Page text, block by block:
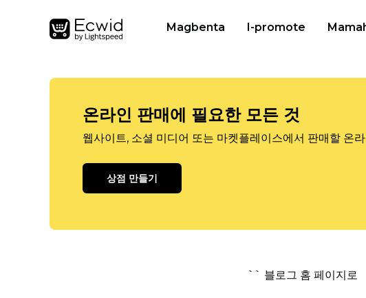
Magbenta I-promote
온라인 판매에 필요한 모든 것
웹사이트, 소셜 미디어 또는 마켓플레이스에서 판매할 온
상점 만들기
`` 블로그 홈 페이지로